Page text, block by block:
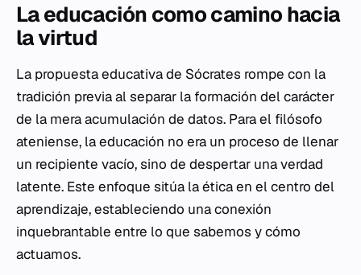
La educación como camino hacia
la virtud
La propuesta educativa de Sócrates rompe con la
tradición previa al separar la formación del carácter
de la mera acumulación de datos. Para el filósofo
ateniense, la educación no era un proceso de llenar
un recipiente vacío, sino de despertar una verdad
latente. Este enfoque sitúa la ética en el centro del
aprendizaje, estableciendo una conexión
inquebrantable entre lo que sabemos y cómo
actuamos.